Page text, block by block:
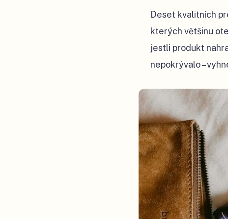
Deset kvalitních
kterých většinu
jestli produkt
nepokrývalo –